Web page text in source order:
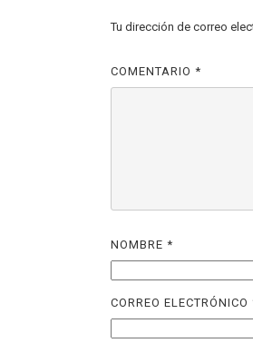
Tu dirección de correo
COMENTARIO *
NOMBRE *
CORREO ELECTRÓNICO